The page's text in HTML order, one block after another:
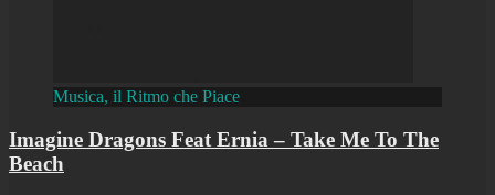
Musica, il Ritmo che Piace
Imagine Dragons Feat Ernia – Take Me To The
Beach